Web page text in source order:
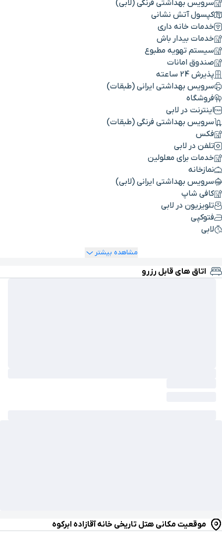
سرویس بهداشتی فرنگی (لابی)
کپسول آتش نشانی
خدمات خانه داری
خدمات بیدار باش
سیستم تهویه مطبوع
صندوق امانات
پذیرش 24 ساعته
سرویس بهداشتی ایرانی (طبقات)
فروشگاه
اینترنت در لابی
سرویس بهداشتی فرنگی (طبقات)
فکس
تلفن در لابی
خدمات برای معلولین
نمازخانه
سرویس بهداشتی ایرانی (لابی)
کافی شاپ
تلویزیون در لابی
فتوکپی
لابی
مشاهده بیشتر
اتاق های قابل رزرو
موقعیت مکانی هتل تاریخی خانه آقازاده ابرکوه